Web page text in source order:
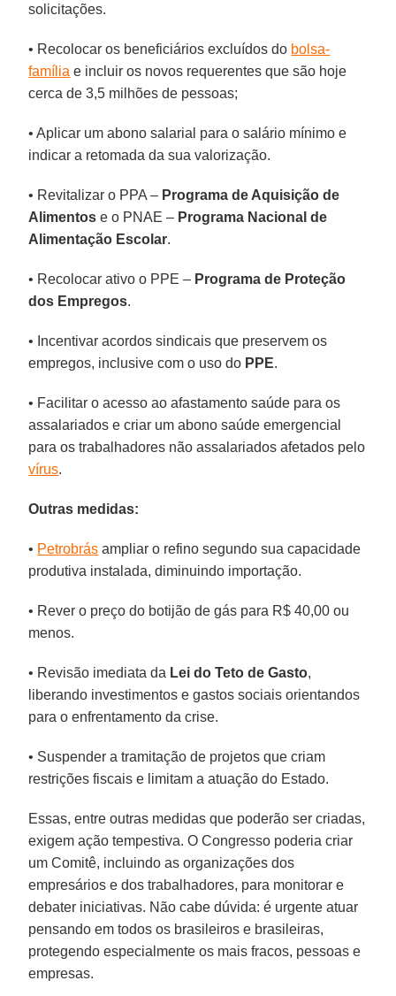
solicitações.
• Recolocar os beneficiários excluídos do bolsa-
família e incluir os novos requerentes que são hoje
cerca de 3,5 milhões de pessoas;
• Aplicar um abono salarial para o salário mínimo e
indicar a retomada da sua valorização.
• Revitalizar o PPA – Programa de Aquisição de
Alimentos e o PNAE – Programa Nacional de
Alimentação Escolar.
• Recolocar ativo o PPE – Programa de Proteção
dos Empregos.
• Incentivar acordos sindicais que preservem os
empregos, inclusive com o uso do PPE.
• Facilitar o acesso ao afastamento saúde para os
assalariados e criar um abono saúde emergencial
para os trabalhadores não assalariados afetados pelo
vírus.
Outras medidas:
• Petrobrás ampliar o refino segundo sua capacidade
produtiva instalada, diminuindo importação.
• Rever o preço do botijão de gás para R$ 40,00 ou
menos.
• Revisão imediata da Lei do Teto de Gasto,
liberando investimentos e gastos sociais orientandos
para o enfrentamento da crise.
• Suspender a tramitação de projetos que criam
restrições fiscais e limitam a atuação do Estado.
Essas, entre outras medidas que poderão ser criadas,
exigem ação tempestiva. O Congresso poderia criar
um Comitê, incluindo as organizações dos
empresários e dos trabalhadores, para monitorar e
debater iniciativas. Não cabe dúvida: é urgente atuar
pensando em todos os brasileiros e brasileiras,
protegendo especialmente os mais fracos, pessoas e
empresas.